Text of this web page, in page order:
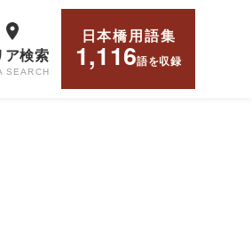
ア検索
SEARCH
日本橋用語集
1,116語を収録